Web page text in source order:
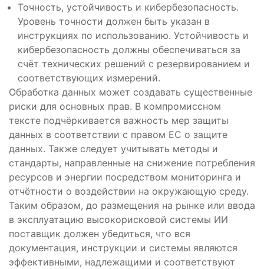
Точность, устойчивость и кибербезопасность.
Уровень точности должен быть указан в
инструкциях по использованию. Устойчивость и
кибербезопасность должны обеспечиваться за
счёт технических решений с резервированием и
соответствующих измерений.
Обработка данных может создавать существенные
риски для основных прав. В компромиссном
тексте подчёркивается важность мер защиты
данных в соответствии с правом ЕС о защите
данных. Также следует учитывать методы и
стандарты, направленные на снижение потребления
ресурсов и энергии посредством мониторинга и
отчётности о воздействии на окружающую среду.
Таким образом, до размещения на рынке или ввода
в эксплуатацию высокорисковой системы ИИ
поставщик должен убедиться, что вся
документация, инструкции и системы являются
эффективными, надлежащими и соответствуют